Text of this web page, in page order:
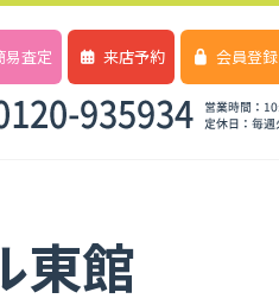
易査定 来店予約 会員登録
東館